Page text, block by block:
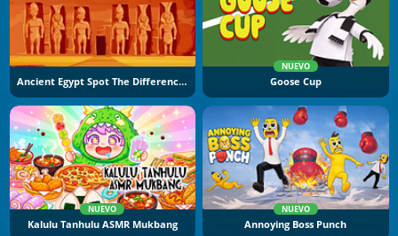
Ancient Egypt Spot The Differences
NUEVO
Goose Cup
NUEVO
Kalulu Tanhulu ASMR Mukbang
NUEVO
Annoying Boss Punch